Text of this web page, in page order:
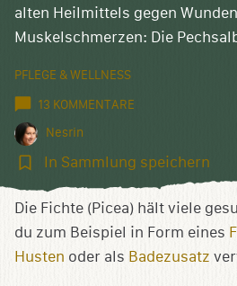
PFLEGE & WELLNESS
13 KOMMENTARE
Nesrin
In
speichern
In Sammlung speichern
Die Fichte (Picea) hält viele
du zum Beispiel in Form eines
Husten oder als Badezusatz